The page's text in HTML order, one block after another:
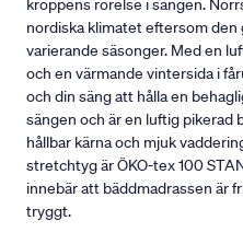
kroppens rörelse i sängen.
nordiska klimatet eftersom den
varierande säsonger. Med en
och en värmande vintersida i
och din säng att hålla en
sängen och är en luftig pikerad
hållbar kärna och mjuk
stretchtyg är ÖKO-tex 100
innebär att bäddmadrassen är
tryggt.